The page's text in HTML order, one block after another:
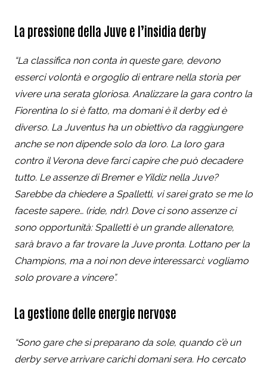
La pressione della Juve e l’insidia derby
“La classifica non conta in queste gare, devono
esserci volontà e orgoglio di entrare nella storia per
vivere una serata gloriosa. Analizzare la gara contro la
Fiorentina lo si è fatto, ma domani è il derby ed è
diverso. La Juventus ha un obiettivo da raggiungere
anche se non dipende solo da loro. La loro gara
contro il Verona deve farci capire che può decadere
tutto. Le assenze di Bremer e Yildiz nella Juve?
Sarebbe da chiedere a Spalletti, vi sarei grato se me lo
faceste sapere… (ride, ndr). Dove ci sono assenze ci
sono opportunità: Spalletti è un grande allenatore,
sarà bravo a far trovare la Juve pronta. Lottano per la
Champions, ma a noi non deve interessarci: vogliamo
solo provare a vincere”.
La gestione delle energie nervose
“Sono gare che si preparano da sole, quando c’è un
derby serve arrivare carichi domani sera. Ho cercato